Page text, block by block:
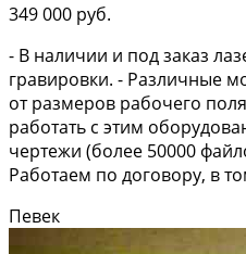
349 000 руб.
- В наличии и под заказ
гравировки. - Различные
от размеров рабочего
работать с этим
чертежи (более 50000
Работаем по договору, в
Певек